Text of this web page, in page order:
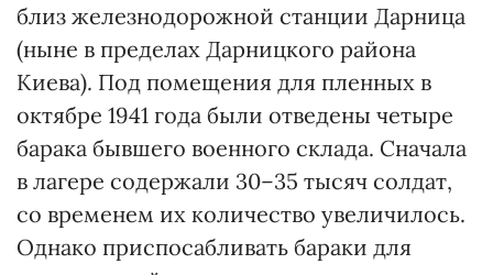
близ железнодорожной станции Дарница
(ныне в пределах Дарницкого района
Киева). Под помещения для пленных в
октябре 1941 года были отведены четыре
барака бывшего военного склада. Сначала
в лагере содержали 30–35 тысяч солдат,
со временем их количество увеличилось.
Однако приспосабливать бараки для